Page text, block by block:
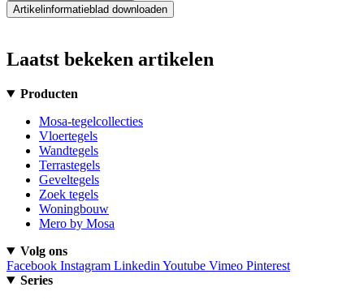
Artikelinformatieblad downloaden
Laatst bekeken artikelen
Producten
Mosa-tegelcollecties
Vloertegels
Wandtegels
Terrastegels
Geveltegels
Zoek tegels
Woningbouw
Mero by Mosa
Volg ons
Facebook Instagram Linkedin Youtube Vimeo Pinterest
Series